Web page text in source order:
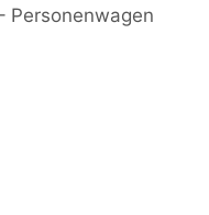
Personenwagen